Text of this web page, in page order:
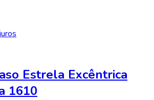
Estrela Excêntrica
1610